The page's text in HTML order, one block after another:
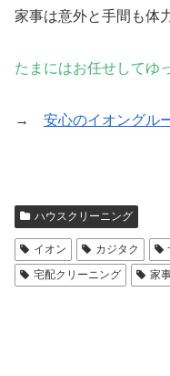
家事は意外と手間も体
たまにはお任せしてゆ
→ 安心のイオングル
ハウスクリーニング
イオン カジタク
宅配クリーニング
家